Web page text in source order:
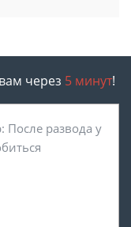
через 5 минут!